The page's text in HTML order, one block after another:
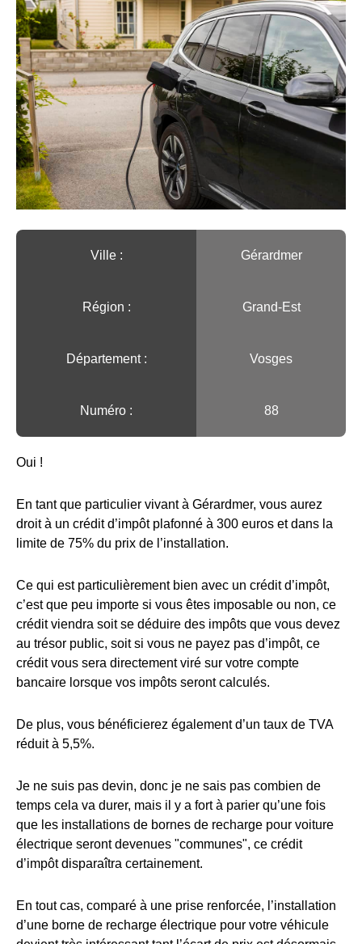
Ville :️ Gérardmer
Région :️ Grand-Est
Département : Vosges
Numéro : 88
Oui !
En tant que particulier vivant à Gérardmer, vous aurez
droit à un crédit d’impôt plafonné à 300 euros et dans la
limite de 75% du prix de l’installation.
Ce qui est particulièrement bien avec un crédit d’impôt,
c’est que peu importe si vous êtes imposable ou non, ce
crédit viendra soit se déduire des impôts que vous devez
au trésor public, soit si vous ne payez pas d’impôt, ce
crédit vous sera directement viré sur votre compte
bancaire lorsque vos impôts seront calculés.
De plus, vous bénéficierez également d’un taux de TVA
réduit à 5,5%.
Je ne suis pas devin, donc je ne sais pas combien de
temps cela va durer, mais il y a fort à parier qu’une fois
que les installations de bornes de recharge pour voiture
électrique seront devenues "communes", ce crédit
d’impôt disparaîtra certainement.
En tout cas, comparé à une prise renforcée, l’installation
d’une borne de recharge électrique pour votre véhicule